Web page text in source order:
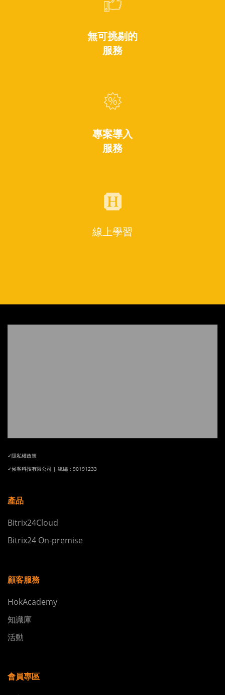
無可挑剔的
服務
專案導入
服務
線上學習
✓隱私權政策
✓候客科技有限公司 | 統編：90191233
產品
Bitrix24Cloud
Bitrix24 On-premise
顧客服務
HokAcademy
知識庫
活動
會員專區